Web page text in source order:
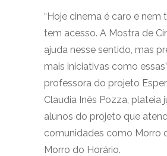
“Hoje cinema é caro e nem
tem acesso. A Mostra de
ajuda nesse sentido, mas
mais iniciativas como
professora do projeto
Claudia Inês Pozza, plateia
alunos do projeto que
comunidades como Morro
Morro do Horário.